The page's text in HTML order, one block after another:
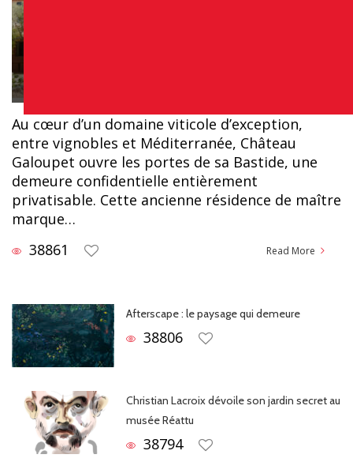
Au cœur d’un domaine viticole d’exception,
entre vignobles et Méditerranée, Château
Galoupet ouvre les portes de sa Bastide, une
demeure confidentielle entièrement
privatisable. Cette ancienne résidence de maître
marque…
38861
Read More
Afterscape : le paysage qui demeure
38806
Christian Lacroix dévoile son jardin secret au
musée Réattu
38794